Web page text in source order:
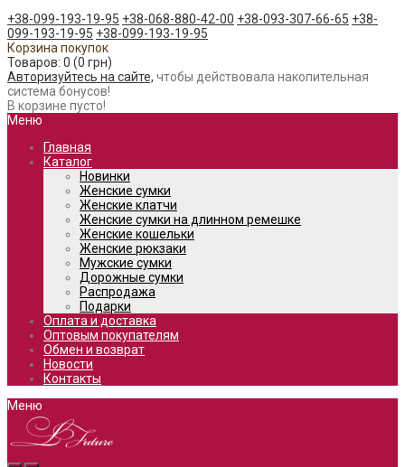
+38-099-193-19-95 +38-068-880-42-00 +38-093-307-66-65 +38-
099-193-19-95 +38-099-193-19-95
Корзина покупок
Товаров: 0 (0 грн)
Авторизуйтесь на сайте, чтобы действовала накопительная
система бонусов!
В корзине пусто!
Меню
Главная
Каталог
Новинки
Женские сумки
Женские клатчи
Женские сумки на длинном ремешке
Женские кошельки
Женские рюкзаки
Мужские сумки
Дорожные сумки
Распродажа
Подарки
Оплата и доставка
Оптовым покупателям
Обмен и возврат
Новости
Контакты
Меню